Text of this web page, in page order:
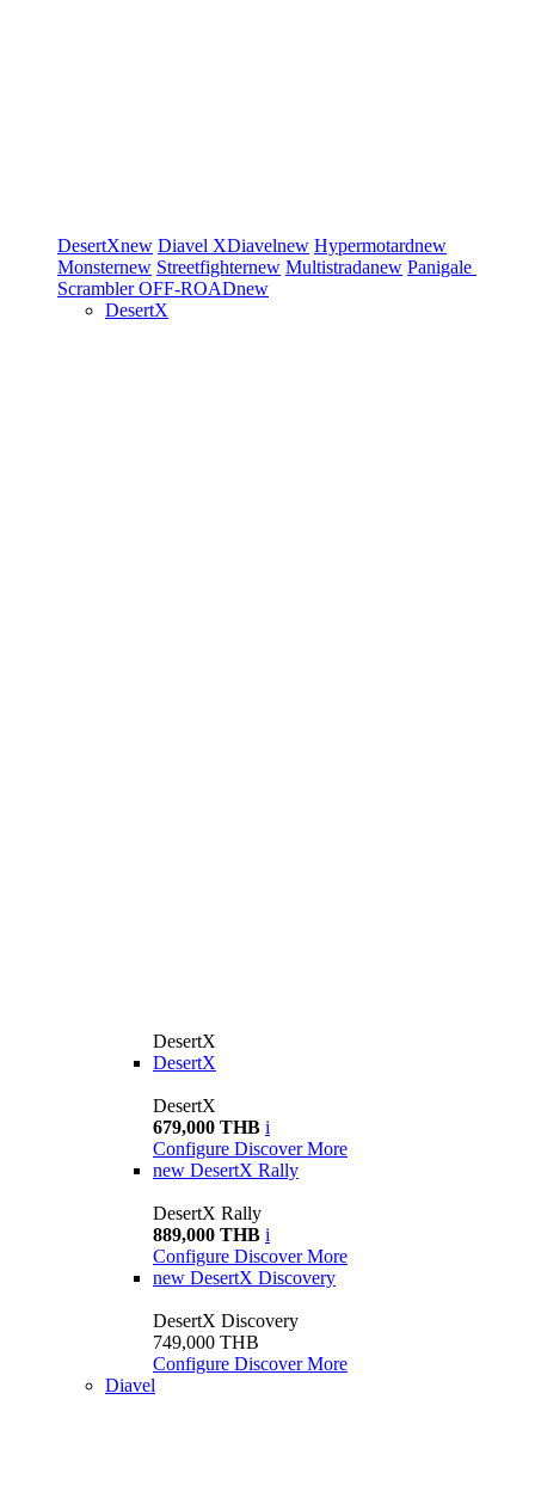
DesertXnew Diavel XDiavelnew Hypermotardnew
Monsternew Streetfighternew Multistradanew Panigale
ScramblerOFF-ROADnew
DesertX
DesertX
DesertX
DesertX
679,000 THB i
Configure Discover More
new DesertX Rally
DesertX Rally
889,000 THB i
Configure Discover More
new DesertX Discovery
DesertX Discovery
749,000 THB
Configure Discover More
Diavel